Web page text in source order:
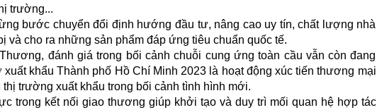
trường...
bước chuyển đổi định hướng đầu tư, nâng cao uy tín, chất lượng nhà
và cho ra những sản phẩm đáp ứng tiêu chuẩn quốc tế.
đánh giá trong bối cảnh chuỗi cung ứng toàn cầu vẫn còn đang
khẩu Thành phố Hồ Chí Minh 2023 là hoạt động xúc tiến thương mại
trường xuất khẩu trong bối cảnh tình hình mới.
trong kết nối giao thương giúp khởi tạo và duy trì mối quan hệ hợp tác